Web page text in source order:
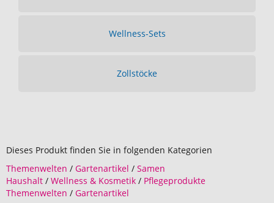
Wellness-Sets
Zollstöcke
Dieses Produkt finden Sie in folgenden Kategorien
Themenwelten / Gartenartikel / Samen
Haushalt / Wellness & Kosmetik / Pflegeprodukte
Themenwelten / Gartenartikel